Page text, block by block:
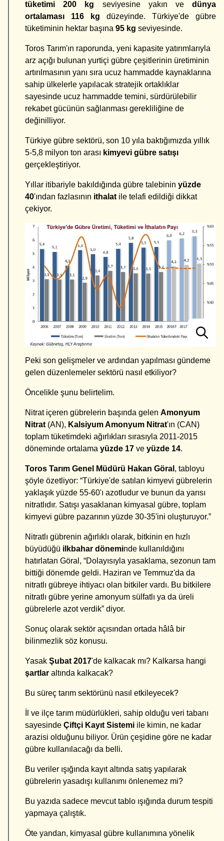
tüketimi 200 kg seviyesine yakın vedünya
ortalaması 116 kg düzeyinde. Türki­ye'de gübre
tüketiminin hektar başına 95 kg seviyesinde.
Toros Tarım'ın raporunda, yeni kapasite yatırımlarıyla
arz açığı bulunan yurtiçi gübre çeşitlerinin üretiminin
artırılmasının yanı sıra ucuz hammadde kaynaklarına
sahip ülkelerle yapılacak stratejik ortaklıklar
sayesinde ucuz hammadde temini, sür­dürülebilir
rekabet gücünün sağlanması gerekliliğine de
değinilliyor.
Türkiye gübre sektörü, son 10 yıla baktığımızda yıllık
5-5,8 milyon ton arası kimyevi gübre satışı
gerçekleştiriyor.
Yıllar itibariyle bakıldığında gübre talebinin yüzde
40'ından fazlasının ithalat ile telafi edildiği dikkat
çekiyor.
Peki son gelişmeler ve ardından yapılması gündeme
gelen düzenlemeler sektörü nasıl etkiliyor?
Öncelikle şunu belirtelim.
Nitrat içeren gübrelerin başında gelen Amonyum
Nitrat (AN), Kalsiyum Amonyum Nitrat'ın (CAN)
toplam tüketimdeki ağırlıkları sırasıyla 2011-2015
döneminde ortalama yüzde 17 ve yüzde 14.
Toros Tarım Genel Müdürü Hakan Göral , tabloyu
şöyle özetliyor: “Türkiye'de satılan kimyevi gübrelerin
yaklaşık yüzde 55-60'ı azotludur ve bunun da yarısı
nitratlıdır. Satışı yasaklanan kimyasal gübre, toplam
kimyevi gübre pazarının yüzde 30-35'ini oluşturuyor.”
Nitratlı gübrenin ağırlıklı olarak, bitkinin en hızlı
büyüdüğü ilkbahar döneminde kullanıldığını
hatırlatan Göral, “Dolayısıyla yasaklama, sezonun tam
bittiği dönemde geldi. Haziran ve Temmuz'da da
nitratlı gübreye ihtiyacı olan bitkiler vardı. Bu bitkilere
nitratlı gübre yerine amonyum sülfatlı ya da üreli
gübrelerle azot verdik” diyor.
Sonuç olarak sektör açısından ortada hâlâ bir
bilinmezlik söz konusu.
Yasak Şubat 2017'de kalkacak mı? Kalkarsa hangi
şartlar altında kalkacak?
Bu süreç tarım sektörünü nasıl etkileyecek?
İl ve ilçe tarım müdürlükleri, sahip olduğu veri tabanı
sayesinde Çiftçi Kayıt Sistemi ile kimin, ne kadar
arazisi olduğunu biliyor. Ürün çeşidine göre ne kadar
gübre kullanılacağı da belli.
Bu veriler ışığında kayıt altında satış yapılarak
gübrelerin yasadışı kullanımı önlenemez mi?
Bu yazıda sadece mevcut tablo ışığında durum tespiti
yapmaya çalıştık.
Öte yandan, kimyasal gübre kullanımına yönelik